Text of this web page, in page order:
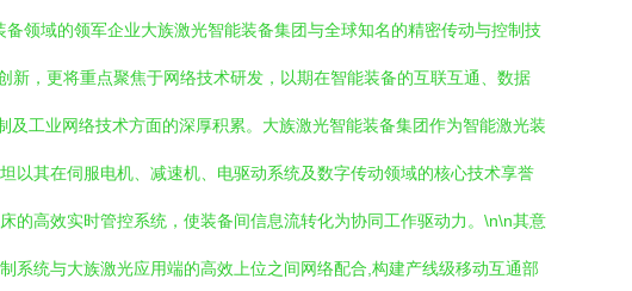
领域的领军企业大族激光智能装备集团与全球知名的精密传动与控制技
，更将重点聚焦于网络技术研发，以期在智能装备的互联互通、数据
工业网络技术方面的深厚积累。大族激光智能装备集团作为智能激光装
以其在伺服电机、减速机、电驱动系统及数字传动领域的核心技术享誉
的高效实时管控系统，使装备间信息流转化为协同工作驱动力。\n\n其意
系统与大族激光应用端的高效上位之间网络配合,构建产线级移动互通部